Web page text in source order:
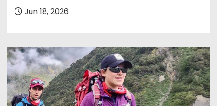
Jun 18, 2026